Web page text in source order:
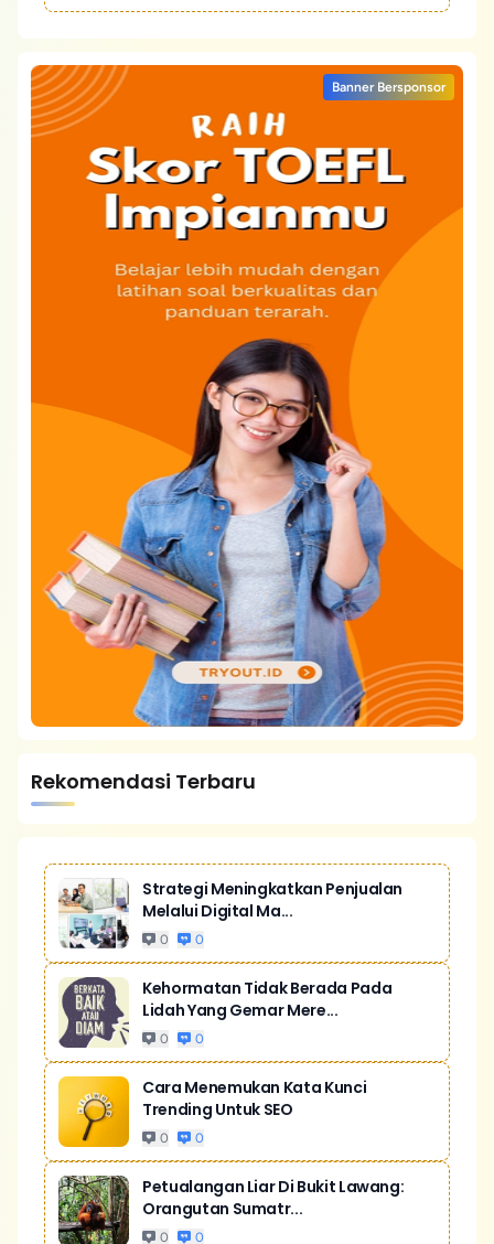
Banner Bersponsor
Rekomendasi Terbaru
Strategi Meningkatkan Penjualan
Melalui Digital Ma...
0 0
Kehormatan Tidak Berada Pada
Lidah Yang Gemar Mere...
0 0
Cara Menemukan Kata Kunci
Trending Untuk SEO
0 0
Petualangan Liar Di Bukit Lawang:
Orangutan Sumatr...
0 0